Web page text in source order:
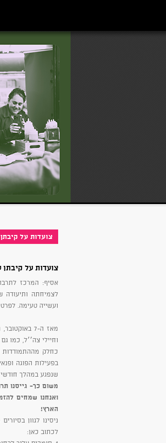
צועדות על
צועדות על קיבתן
אסיף: המרכז
לצמיחתה ותיעודה
ועשייה טעימה.
מאז ה-7
וחיילי צה׳׳ל, כמו
כחלק מההתמודדות
בפעילות הפוגה
שנפגע במהלך
משום כך- גייסנו
ואנחנו שמחים
הארץ!
ניסינו לגוון
לכתוב כאן: